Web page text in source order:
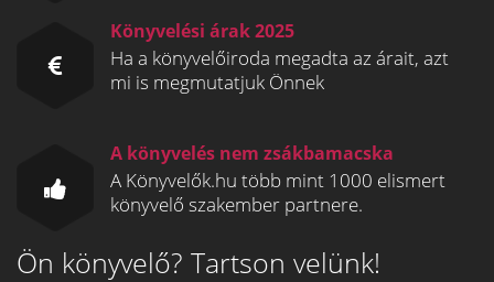
Könyvelési árak 2025
Ha a könyvelőiroda megadta az árait, azt
mi is megmutatjuk Önnek
A könyvelés nem zsákbamacska
A Könyvelők.hu több mint 1000 elismert
könyvelő szakember partnere.
Ön könyvelő? Tartson velünk!